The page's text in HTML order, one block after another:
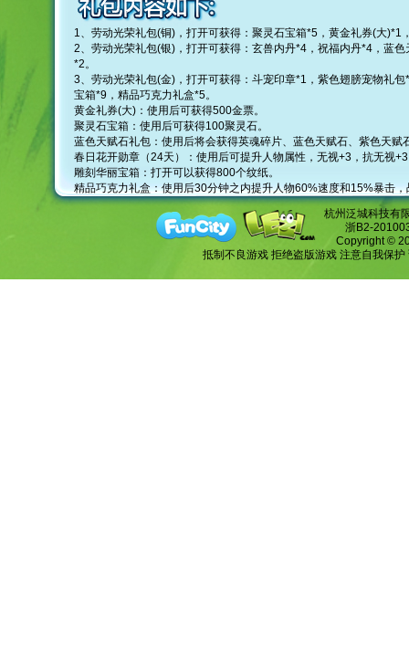
1、劳动光荣礼包(铜)，打开可获得：聚灵石宝箱*5，黄金礼券(大)*1
2、劳动光荣礼包(银)，打开可获得：玄兽内丹*4，祝福内丹*4，蓝
*2。
3、劳动光荣礼包(金)，打开可获得：斗宠印章*1，紫色翅膀宠物礼
宝箱*9，精品巧克力礼盒*5。
黄金礼券(大)：使用后可获得500金票。
聚灵石宝箱：使用后可获得100聚灵石。
蓝色天赋石礼包：使用后将会获得英魂碎片、蓝色天赋石、紫色天赋
春日花开勋章（24天）：使用后可提升人物属性，无视+3，抗无视
雕刻华丽宝箱：打开可以获得800个纹纸。
精品巧克力礼盒：使用后30分钟之内提升人物60%速度和15%暴击
杭州泛城科技有
浙B2-
Copyright ©
抵制不良游戏 拒绝盗版游戏 注意自我保